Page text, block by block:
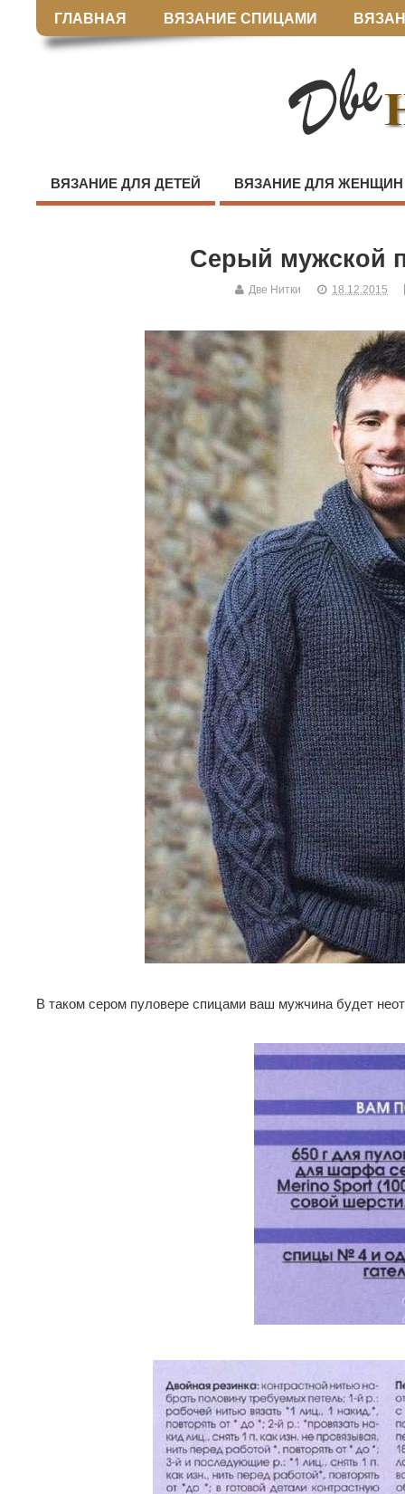
ГЛАВНАЯ ВЯЗАНИЕ СПИЦАМИ
ВЯЗАНИЕ ДЛЯ ДЕТЕЙ ВЯЗАНИЕ ДЛЯ ЖЕНЩИН
Серый мужской
Две Нитки 18.12.2015
В таком сером пуловере спицами ваш мужчина будет